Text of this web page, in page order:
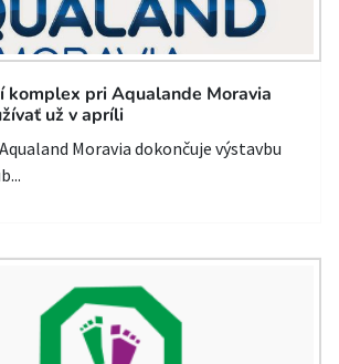
komplex pri Aqualande Moravia
už v apríli
Moravia dokončuje výstavbu